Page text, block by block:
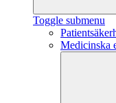
Toggle submenu
Medicinska